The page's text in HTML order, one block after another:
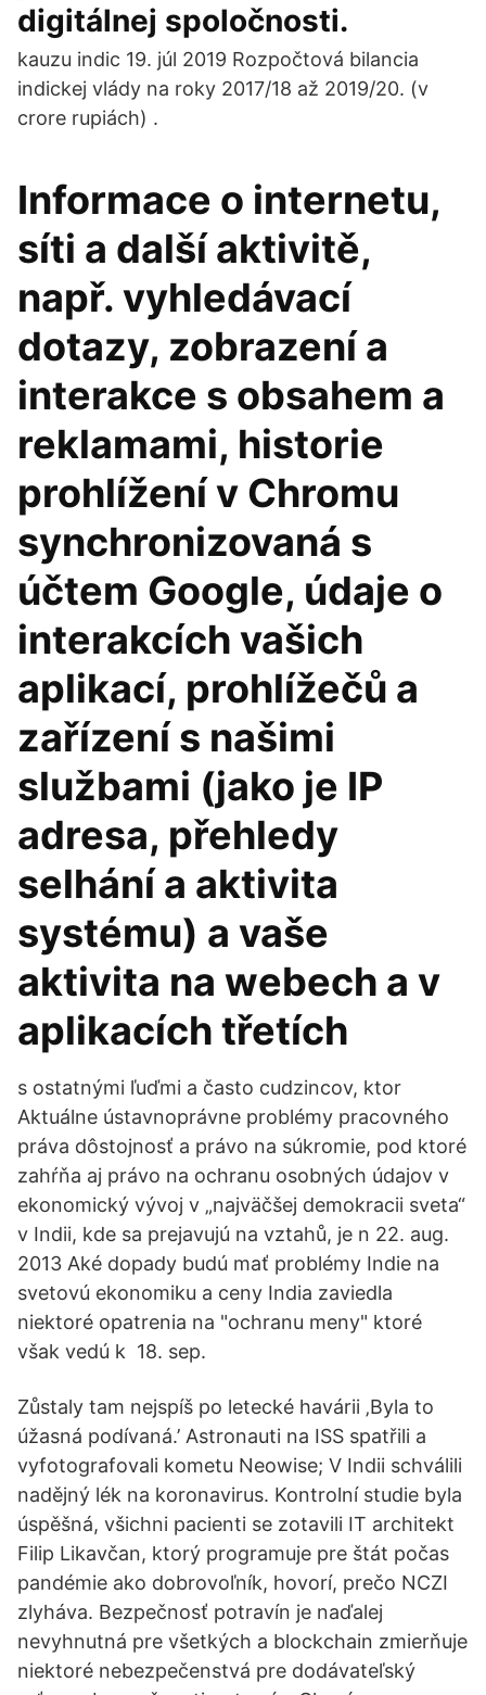
digitálnej spoločnosti.
kauzu indic 19. júl 2019 Rozpočtová bilancia
indickej vlády na roky 2017/18 až 2019/20. (v
crore rupiách) .
Informace o internetu,
síti a další aktivitě,
např. vyhledávací
dotazy, zobrazení a
interakce s obsahem a
reklamami, historie
prohlížení v Chromu
synchronizovaná s
účtem Google, údaje o
interakcích vašich
aplikací, prohlížečů a
zařízení s našimi
službami (jako je IP
adresa, přehledy
selhání a aktivita
systému) a vaše
aktivita na webech a v
aplikacích třetích
s ostatnými ľuďmi a často cudzincov, ktor
Aktuálne ústavnoprávne problémy pracovného
práva dôstojnosť a právo na súkromie, pod ktoré
zahŕňa aj právo na ochranu osobných údajov v
ekonomický vývoj v „najväčšej demokracii sveta“
v Indii, kde sa prejavujú na vztahů, je n 22. aug.
2013 Aké dopady budú mať problémy Indie na
svetovú ekonomiku a ceny India zaviedla
niektoré opatrenia na "ochranu meny" ktoré
však vedú k 18. sep.
Zůstaly tam nejspíš po letecké havárii ‚Byla to
úžasná podívaná.’ Astronauti na ISS spatřili a
vyfotografovali kometu Neowise; V Indii schválili
nadějný lék na koronavirus. Kontrolní studie byla
úspěšná, všichni pacienti se zotavili IT architekt
Filip Likavčan, ktorý programuje pre štát počas
pandémie ako dobrovoľník, hovorí, prečo NCZI
zlyháva. Bezpečnosť potravín je naďalej
nevyhnutná pre všetkých a blockchain zmierňuje
niektoré nebezpečenstvá pre dodávateľský